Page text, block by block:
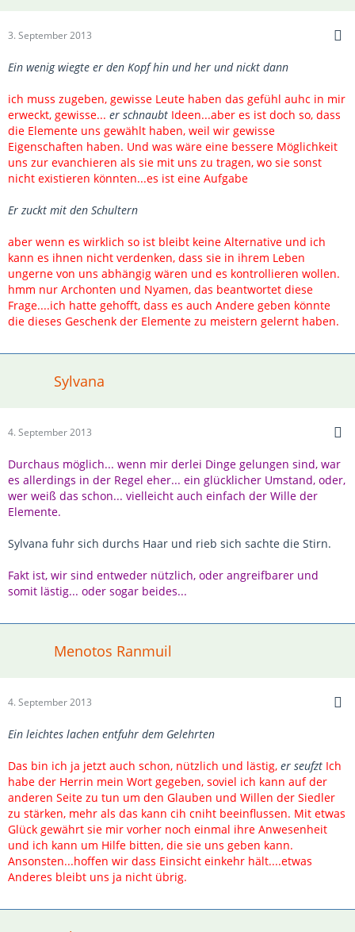
3. September 2013
Ein wenig wiegte er den Kopf hin und her und nickt dann
ich muss zugeben, gewisse Leute haben das gefühl auhc in mir
erweckt, gewisse... er schnaubt Ideen...aber es ist doch so, dass
die Elemente uns gewählt haben, weil wir gewisse
Eigenschaften haben. Und was wäre eine bessere Möglichkeit
uns zur evanchieren als sie mit uns zu tragen, wo sie sonst
nicht existieren könnten...es ist eine Aufgabe
Er zuckt mit den Schultern
aber wenn es wirklich so ist bleibt keine Alternative und ich
kann es ihnen nicht verdenken, dass sie in ihrem Leben
ungerne von uns abhängig wären und es kontrollieren wollen.
hmm nur Archonten und Nyamen, das beantwortet diese
Frage....ich hatte gehofft, dass es auch Andere geben könnte
die dieses Geschenk der Elemente zu meistern gelernt haben.
Sylvana
4. September 2013
Durchaus möglich... wenn mir derlei Dinge gelungen sind, war
es allerdings in der Regel eher... ein glücklicher Umstand, oder,
wer weiß das schon... vielleicht auch einfach der Wille der
Elemente.
Sylvana fuhr sich durchs Haar und rieb sich sachte die Stirn.
Fakt ist, wir sind entweder nützlich, oder angreifbarer und
somit lästig... oder sogar beides...
Menotos Ranmuil
4. September 2013
Ein leichtes lachen entfuhr dem Gelehrten
Das bin ich ja jetzt auch schon, nützlich und lästig, er seufzt Ich
habe der Herrin mein Wort gegeben, soviel ich kann auf der
anderen Seite zu tun um den Glauben und Willen der Siedler
zu stärken, mehr als das kann cih cniht beeinflussen. Mit etwas
Glück gewährt sie mir vorher noch einmal ihre Anwesenheit
und ich kann um Hilfe bitten, die sie uns geben kann.
Ansonsten...hoffen wir dass Einsicht einkehr hält....etwas
Anderes bleibt uns ja nicht übrig.